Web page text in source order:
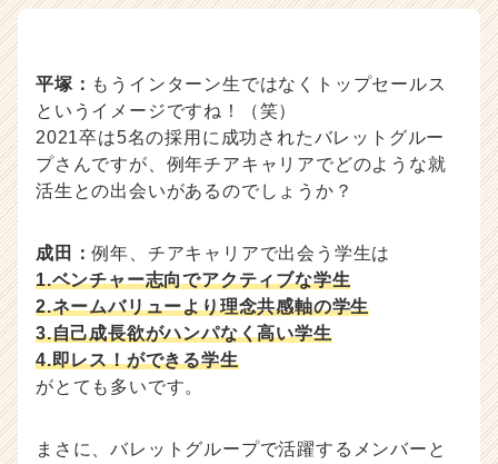
平塚： もうインターン生ではなくトップセールス
というイメージですね！（笑）
2021卒は5名の採用に成功されたバレットグルー
プさんですが、例年チアキャリアでどのような就
活生との出会いがあるのでしょうか？
成田：例年、チアキャリアで出会う学生は
1.ベンチャー志向でアクティブな学生
2.ネームバリューより理念共感軸の学生
3.自己成長欲がハンパなく高い学生
4.即レス！ができる学生
がとても多いです。
まさに、バレットグループで活躍するメンバーと